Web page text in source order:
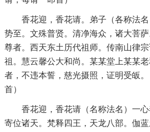
香花迎，香花请。弟子（各称法名
势至。文殊普贤。清净海众，诸大菩
尊者。西天东土历代祖师。传南山律
祖。慧云馨公大和尚。某某堂上某某
者，不违本誓，慈光摄照，证明受皈
首）
香花迎，香花请（名称法名）一心
寄位诸天。梵释四王，天龙八部。伽蓝